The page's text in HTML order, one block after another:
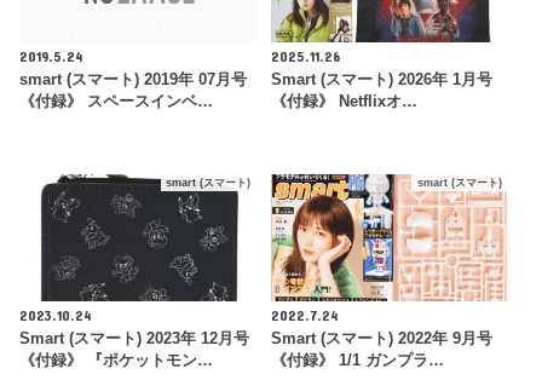
2019.5.24
smart (スマート) 2019年 07月号
《付録》 スペースインベ…
2025.11.26
Smart (スマート) 2026年 1月号
《付録》 Netflixオ…
smart (スマート)
2023.10.24
Smart (スマート) 2023年 12月号
《付録》 『ポケットモン…
smart (スマート)
2022.7.24
Smart (スマート) 2022年 9月号
《付録》 1/1 ガンプラ…